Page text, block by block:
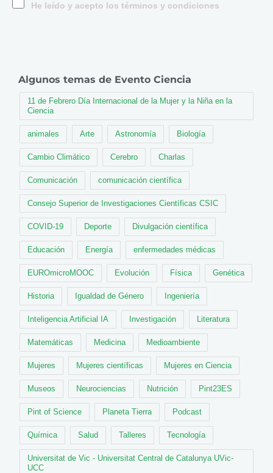
He leído y acepto los términos y condiciones
Algunos temas de Evento Ciencia
11 de Febrero Día Internacional de la Mujer y la Niña en la
Ciencia
animales Arte Astronomía Biología
Cambio Climático Cerebro Charlas
Comunicación comunicación científica
Consejo Superior de Investigaciones Científicas CSIC
COVID-19 Deporte Divulgación científica
Educación Energía enfermedades médicas
EUROmicroMOOC Evolución Física Genética
Historia Igualdad de Género Ingeniería
Inteligencia Artificial IA Investigación Literatura
Matemáticas Medicina Medioambiente
Mujeres Mujeres científicas Mujeres en Ciencia
Museos Neurociencias Nutrición Pint23ES
Pint of Science Planeta Tierra Podcast
Química Salud Talleres Tecnología
Universitat de Vic - Universitat Central de Catalunya UVic-
UCC